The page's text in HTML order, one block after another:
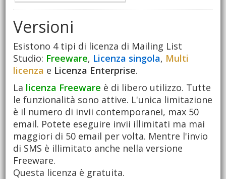
Versioni
Esistono 4 tipi di licenza di Mailing List
Studio: Freeware, Licenza singola, Multi
licenza e Licenza Enterprise.
La licenza Freeware è di libero utilizzo. Tutte
le funzionalità sono attive. L'unica limitazione
è il numero di invii contemporanei, max 50
email. Potete eseguire invii illimitati ma mai
maggiori di 50 email per volta. Mentre l'invio
di SMS è illimitato anche nella versione
Freeware.
Questa licenza è gratuita.